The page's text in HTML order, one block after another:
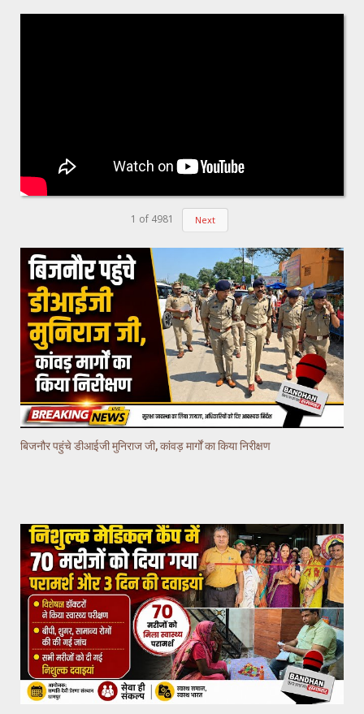
1 of 4981 Next
बिजनौर पहुंचे डीआईजी मुनिराज जी, कांवड़ मार्गों का किया निरीक्षण